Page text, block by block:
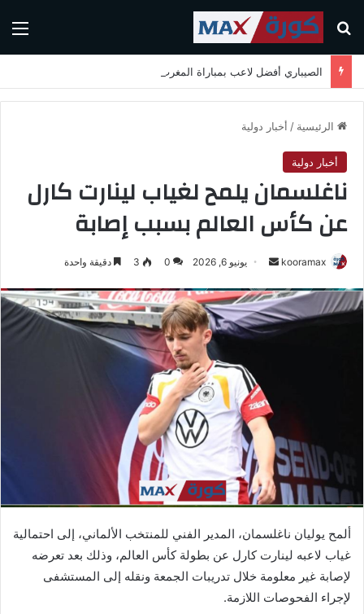
بحث عن
الرئيسية / أخبار دولية
أخبار دولية
ناغلسمان يلمح لغياب لينارت كارل
عن كأس العالم بسبب إصابة
kooramax
س
ل
د
ا
ل
ك
ت
و
ن
ي
ا
يونيو 6, 2026 0
3 دقيقة واحدة
ألمح يوليان ناغلسمان، المدير الفني للمنتخب الألماني، إلى احتمالية
غياب لاعبه لينارت كارل عن بطولة كأس العالم، وذلك بعد تعرضه
لإصابة غير معلومة خلال تدريبات الجمعة ونقله إلى المستشفى
لإجراء الفحوصات اللازمة.